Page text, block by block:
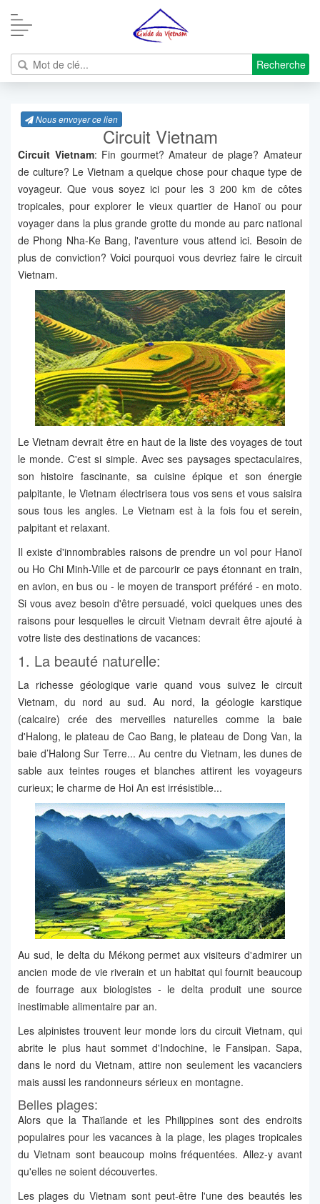
Recherche
Nous envoyer ce lien
Circuit Vietnam
Circuit Vietnam: Fin gourmet? Amateur de plage? Amateur
de culture? Le Vietnam a quelque chose pour chaque type de
voyageur. Que vous soyez ici pour les 3 200 km de côtes
tropicales, pour explorer le vieux quartier de Hanoï ou pour
voyager dans la plus grande grotte du monde au parc national
de Phong Nha-Ke Bang, l'aventure vous attend ici. Besoin de
plus de conviction? Voici pourquoi vous devriez faire le circuit
Vietnam.
Le Vietnam devrait être en haut de la liste des voyages de tout
le monde. C'est si simple. Avec ses paysages spectaculaires,
son histoire fascinante, sa cuisine épique et son énergie
palpitante, le Vietnam électrisera tous vos sens et vous saisira
sous tous les angles. Le Vietnam est à la fois fou et serein,
palpitant et relaxant.
Il existe d'innombrables raisons de prendre un vol pour Hanoï
ou Ho Chi Minh-Ville et de parcourir ce pays étonnant en train,
en avion, en bus ou - le moyen de transport préféré - en moto.
Si vous avez besoin d'être persuadé, voici quelques unes des
raisons pour lesquelles le circuit Vietnam devrait être ajouté à
votre liste des destinations de vacances:
1. La beauté naturelle:
La richesse géologique varie quand vous suivez le circuit
Vietnam, du nord au sud. Au nord, la géologie karstique
(calcaire) crée des merveilles naturelles comme la baie
d'Halong, le plateau de Cao Bang, le plateau de Dong Van, la
baie d’Halong Sur Terre... Au centre du Vietnam, les dunes de
sable aux teintes rouges et blanches attirent les voyageurs
curieux; le charme de Hoi An est irrésistible...
Au sud, le delta du Mékong permet aux visiteurs d'admirer un
ancien mode de vie riverain et un habitat qui fournit beaucoup
de fourrage aux biologistes - le delta produit une source
inestimable alimentaire par an.
Les alpinistes trouvent leur monde lors du circuit Vietnam, qui
abrite le plus haut sommet d'Indochine, le Fansipan. Sapa,
dans le nord du Vietnam, attire non seulement les vacanciers
mais aussi les randonneurs sérieux en montagne.
Belles plages:
Alors que la Thaïlande et les Philippines sont des endroits
populaires pour les vacances à la plage, les plages tropicales
du Vietnam sont beaucoup moins fréquentées. Allez-y avant
qu'elles ne soient découvertes.
Les plages du Vietnam sont peut-être l'une des beautés les